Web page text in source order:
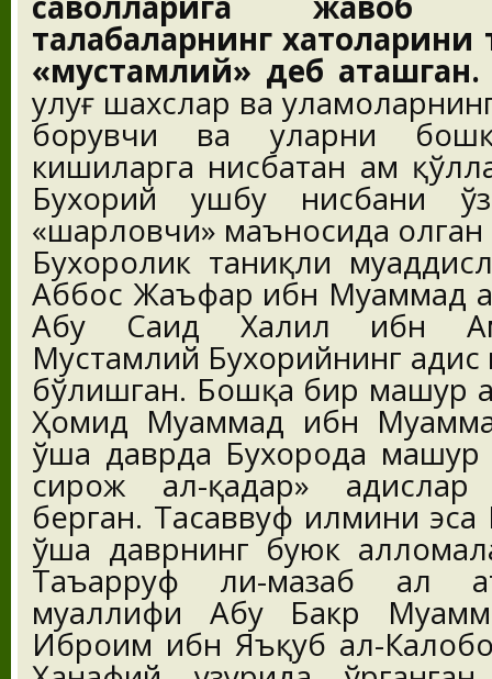
талабаларнинг
«мустамлий» деб аташган.
улуғ шахслар ва
борувчи ва уларни
кишиларга нисбатан ҳам
Бухорий ушбу нисбани
«шарҳловчи» маъносида
Бухоролик таниқли
Аббос Жаъфар ибн Муҳаммад
Абу Саид Халил ибн
Мустамлий Бухорийнинг
бўлишган. Бошқа бир машҳур
Ҳомид Муҳаммад ибн
ўша даврда Бухорода
сирож ал-қадар»
берган. Тасаввуф илмини
ўша даврнинг буюк
Таъарруф ли-мазҳаб аҳл
муаллифи Абу Бакр
Иброҳим ибн Яъқуб ал-